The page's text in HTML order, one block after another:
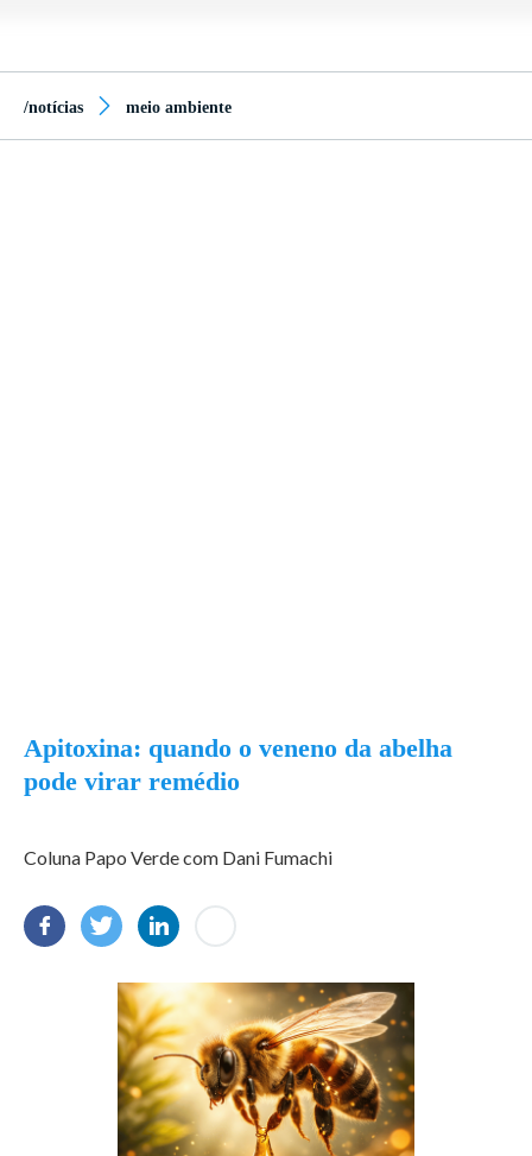
/notícias meio ambiente
Apitoxina: quando o veneno da abelha
pode virar remédio
Coluna Papo Verde com Dani Fumachi